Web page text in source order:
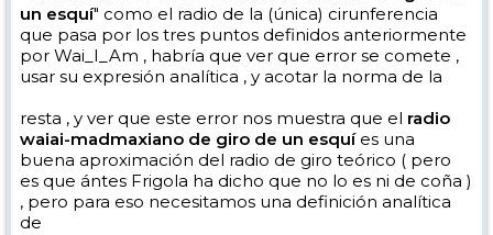
un esquí" como el radio de la (única) cirunferencia
que pasa por los tres puntos definidos anteriormente
por Wai_I_Am , habría que ver que error se comete ,
usar su expresión analítica , y acotar la norma de la
resta , y ver que este error nos muestra que el radio
waiai-madmaxiano de giro de un esquíes una
buena aproximación del radio de giro teórico ( pero
es que ántes Frigola ha dicho que no lo es ni de coña )
, pero para eso necesitamos una definición analítica
de